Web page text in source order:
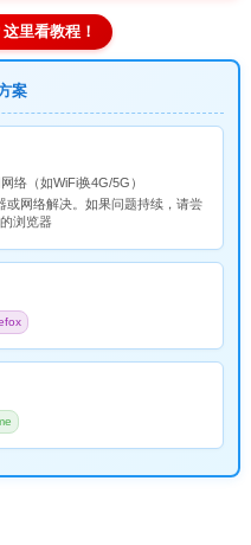
里看教程！
案
络（如WiFi换4G/5G）
或网络解决。如果问题持续，请尝
浏览器